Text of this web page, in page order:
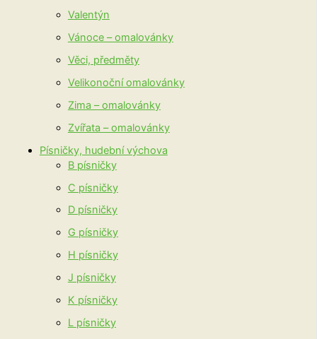
Valentýn
Vánoce – omalovánky
Věci, předměty
Velikonoční omalovánky
Zima – omalovánky
Zvířata – omalovánky
Písničky, hudební výchova
B písničky
C písničky
D písničky
G písničky
H písničky
J písničky
K písničky
L písničky